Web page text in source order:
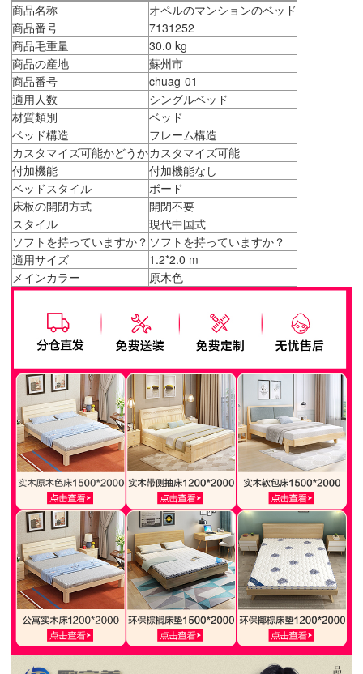
商品名称
オペルのマンションのベッド
商品番号
7131252
商品毛重量
30.0 kg
商品の産地
蘇州市
商品番号
chuag-01
適用人数
シングルベッド
材質類別
ベッド
ベッド構造
フレーム構造
カスタマイズ可能かどうかカスタマイズ可能
付加機能
付加機能なし
ベッドスタイル
ボード
床板の開閉方式
開閉不要
スタイル
現代中国式
ソフトを持っていますか？ ソフトを持っていますか？
適用サイズ
1.2*2.0 m
メインカラー
原木色